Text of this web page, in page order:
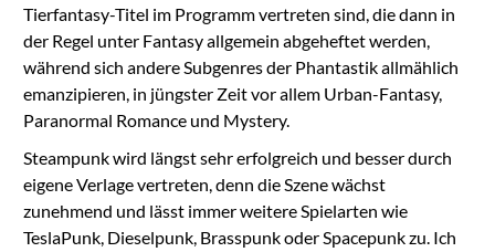
Tierfantasy-Titel im Programm vertreten sind, die dann in
der Regel unter Fantasy allgemein abgeheftet werden,
während sich andere Subgenres der Phantastik allmählich
emanzipieren, in jüngster Zeit vor allem Urban-Fantasy,
Paranormal Romance und Mystery.
Steampunk wird längst sehr erfolgreich und besser durch
eigene Verlage vertreten, denn die Szene wächst
zunehmend und lässt immer weitere Spielarten wie
TeslaPunk, Dieselpunk, Brasspunk oder Spacepunk zu. Ich